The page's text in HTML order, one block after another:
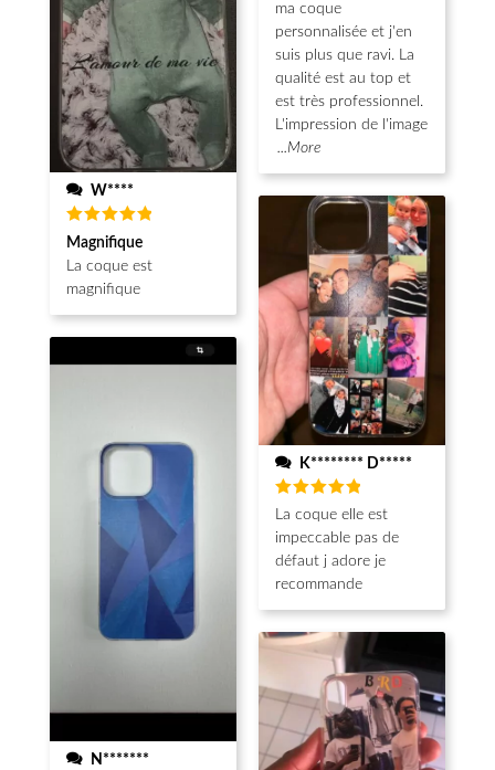
W****
Note5
sur 5
Magnifique
La coque est
magnifique
N*******
ma coque
personnalisée et j'en
suis plus que ravi. La
qualité est au top et
est très professionnel.
L'impression de l'image
...More
K******** D*****
Note5
sur 5
La coque elle est
impeccable pas de
défaut j adore je
recommande